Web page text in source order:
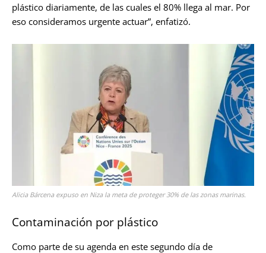
plástico diariamente, de las cuales el 80% llega al mar. Por
eso consideramos urgente actuar”, enfatizó.
Alicia Bárcena expuso en Niza la meta de proteger 30% de las zonas marinas.
Contaminación por plástico
Como parte de su agenda en este segundo día de